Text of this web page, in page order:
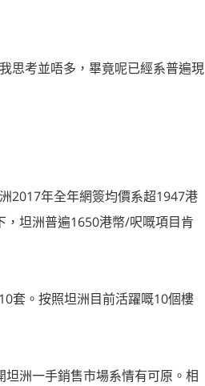
思考並唔多，畢竟呢已經系普遍現
2017年全年網簽均價系超1947港
坦洲普遍1650港幣/呎嘅項目肯
套。按照坦洲目前活躍嘅10個樓
洲一手銷售市場系情有可原。相